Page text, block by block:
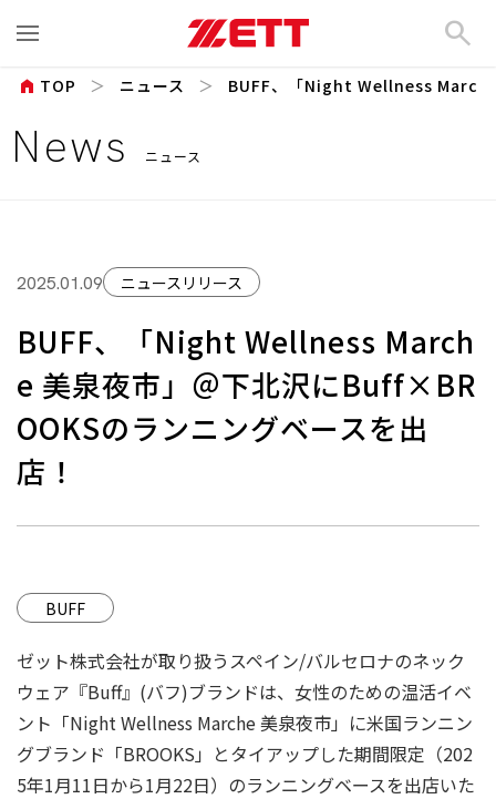
search
News ニュース
home TOP ニュース BUFF、「Night Wellness
2025.01.09 ニュースリリース
BUFF、「Night Wellness March
e 美泉夜市」＠下北沢にBuff×BR
OOKSのランニングベースを出
店！
BUFF
ゼット株式会社が取り扱うスペイン/バルセロナのネック
ウェア『Buff』(バフ)ブランドは、女性のための温活イベ
ント「Night Wellness Marche 美泉夜市」に米国ランニン
グブランド「BROOKS」とタイアップした期間限定（202
5年1月11日から1月22日）のランニングベースを出店いた